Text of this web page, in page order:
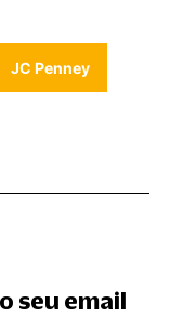
JC Penney
seu email